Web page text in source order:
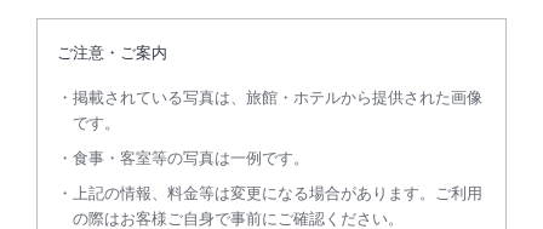
ご注意・ご案内
掲載されている写真は、旅館・ホテルから提供された画像
です。
食事・客室等の写真は一例です。
上記の情報、料金等は変更になる場合があります。ご利用
の際はお客様ご自身で事前にご確認ください。